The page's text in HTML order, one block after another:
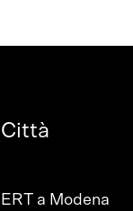
Città
ERT a Modena